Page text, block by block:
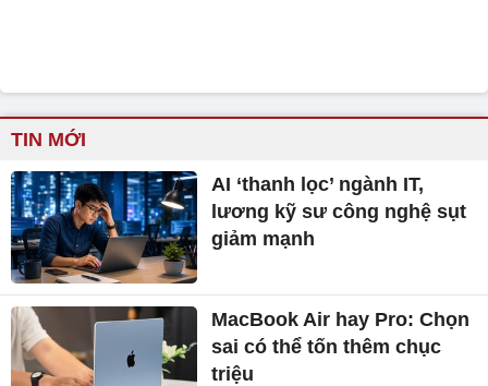
TIN MỚI
AI ‘thanh lọc’ ngành IT,
lương kỹ sư công nghệ sụt
giảm mạnh
MacBook Air hay Pro: Chọn
sai có thể tốn thêm chục
triệu